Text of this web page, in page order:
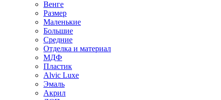
Венге
Размер
Маленькие
Большие
Средние
Отделка и материал
МДФ
Пластик
Alvic Luxe
Эмаль
Акрил